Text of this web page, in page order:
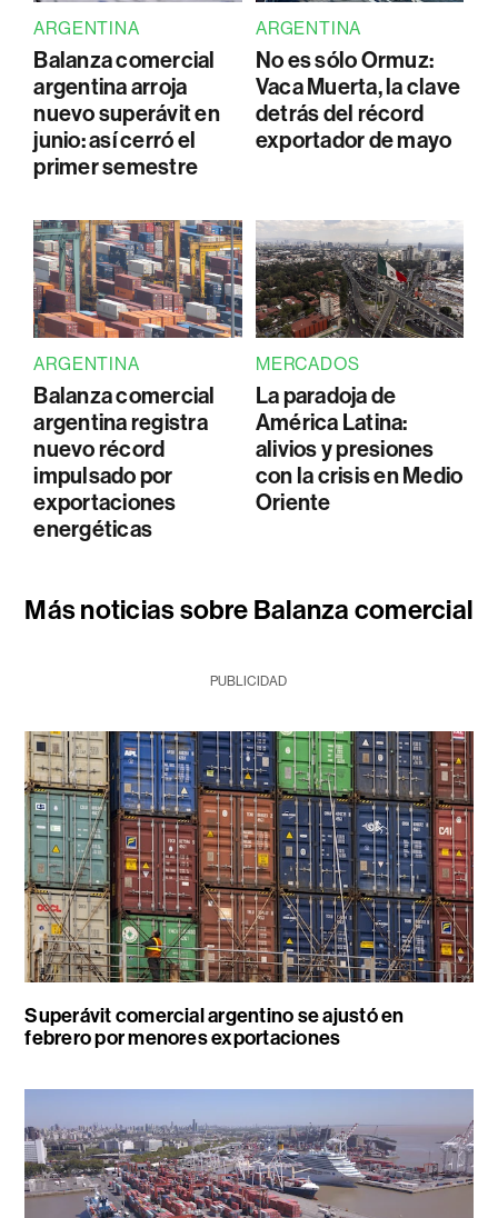
ARGENTINA
Balanza comercial
argentina arroja
nuevo superávit en
junio: así cerró el
primer semestre
ARGENTINA
No es sólo Ormuz:
Vaca Muerta, la clave
detrás del récord
exportador de mayo
ARGENTINA
Balanza comercial
argentina registra
nuevo récord
impulsado por
exportaciones
energéticas
MERCADOS
La paradoja de
América Latina:
alivios y presiones
con la crisis en Medio
Oriente
Más noticias sobre Balanza comercial
PUBLICIDAD
Superávit comercial argentino se ajustó en
febrero por menores exportaciones